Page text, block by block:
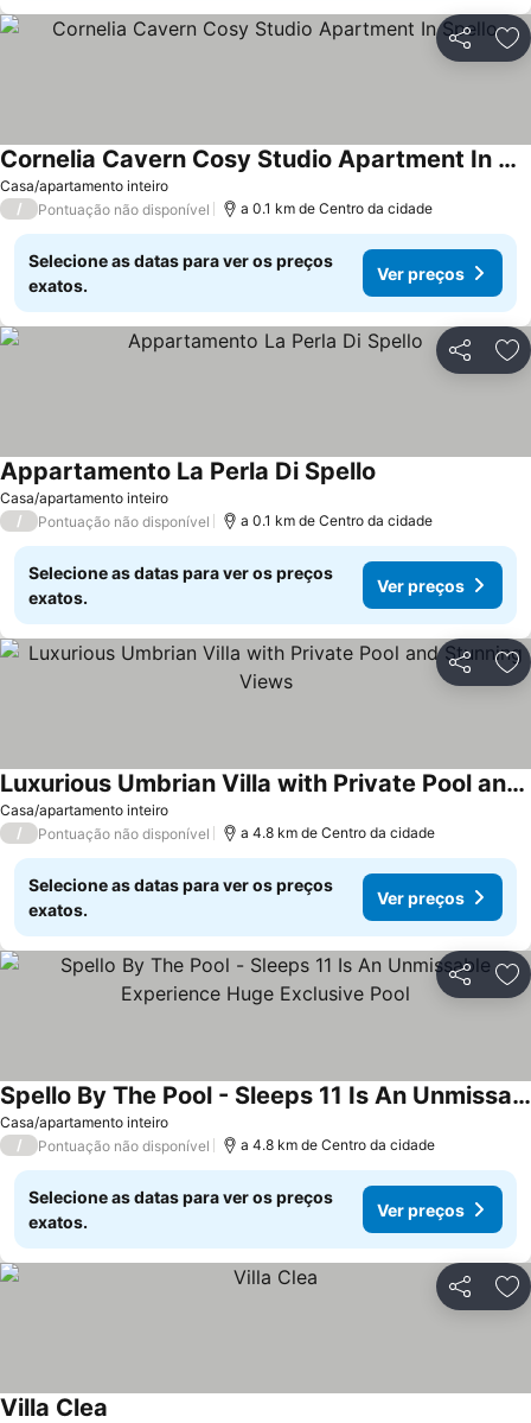
Partilhar
Casa/apartamento inteiro
Cornelia Cavern Cosy Studio Apartment In Spello
/ Pontuação não disponível a 0.1 km de Centro da cidade
Selecione as datas para ver os preços
exatos.
Ver preços
Partilhar
Casa/apartamento inteiro
Appartamento La Perla Di Spello
/ Pontuação não disponível a 0.1 km de Centro da cidade
Selecione as datas para ver os preços
exatos.
Ver preços
Partilhar
Casa/apartamento inteiro
Luxurious Umbrian Villa with Private Pool and Stunning Views
/ Pontuação não disponível a 4.8 km de Centro da cidade
Selecione as datas para ver os preços
exatos.
Ver preços
Partilhar
Casa/apartamento inteiro
Spello By The Pool - Sleeps 11 Is An Unmissable Experience Huge Exclusive Pool
/ Pontuação não disponível a 4.8 km de Centro da cidade
Selecione as datas para ver os preços
exatos.
Ver preços
Partilhar
Villa Clea